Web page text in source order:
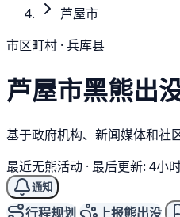
芦屋市
市区町村 · 兵库县
芦屋市黑熊出
基于政府机构、新闻媒体和社
最近无熊活动 · 最后更新: 4小
通知
行程规划 上报熊出没